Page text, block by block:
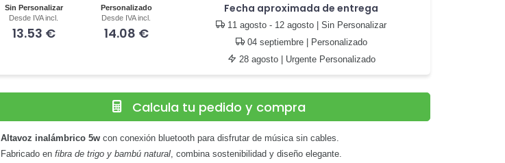
Sin Personalizar
Desde IVA incl.
13.53 €
Personalizado
Desde IVA incl.
14.08 €
Fecha aproximada de entrega
11 agosto - 12 agosto | Sin Personalizar
04 septiembre| Personalizado
28 agosto| Urgente Personalizado
Calcula tu pedido y compra
Altavoz inalámbrico 5w con conexión bluetooth para disfrutar de música sin cables.
Fabricado enfibra de trigo y bambú natural, combina sostenibilidad y diseño elegante.